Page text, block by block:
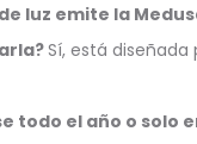
luz emite la
Sí, está
todo el año o solo